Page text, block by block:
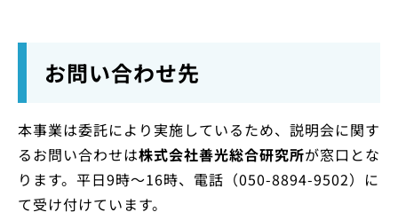
お問い合わせ先
本事業は委託により実施しているため、説明会に関す
るお問い合わせは株式会社善光総合研究所が窓口とな
ります。平日9時～16時、電話（050-8894-9502）に
て受け付けています。